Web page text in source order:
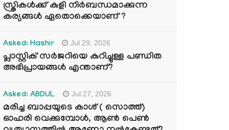
സ്ത്രികൾക്ക് കുളി നിർബന്ധമാക്കുന്ന
കര്യങ്ങൾ ഏതൊക്കെയാണ് ?
Asked: Hashir Jul 29, 2026
പ്ലാസ്റ്റിക് സർജറിയെ കുറിച്ചുള്ള പണ്ഡിത
അഭിപ്രായങ്ങൾ എന്താണ്?
Asked: ABDUL Jul 27, 2026
മരിച്ച ബാപ്പയുടെ കാശ് ( സൊത്ത്)
ഓഹരി വെക്കുമ്പോൾ, ആണ്‍ പെണ്‍